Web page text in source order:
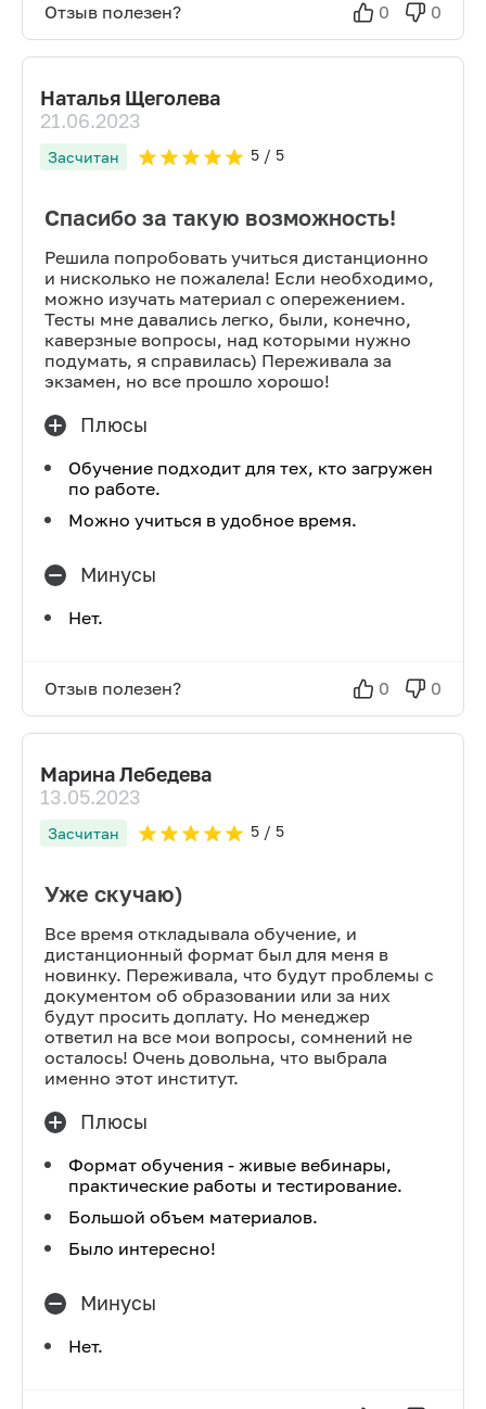
Отзыв полезен? 0 0
Наталья Щеголева
21.06.2023
Засчитан 5/ 5
Спасибо за такую возможность!
Решила попробовать учиться дистанционно
и нисколько не пожалела! Если необходимо,
можно изучать материал с опережением.
Тесты мне давались легко, были, конечно,
каверзные вопросы, над которыми нужно
подумать, я справилась) Переживала за
экзамен, но все прошло хорошо!
Плюсы
Обучение подходит для тех, кто загружен
по работе.
Можно учиться в удобное время.
Минусы
Нет.
Отзыв полезен? 0 0
Марина Лебедева
13.05.2023
Засчитан 5/ 5
Уже скучаю)
Все время откладывала обучение, и
дистанционный формат был для меня в
новинку. Переживала, что будут проблемы с
документом об образовании или за них
будут просить доплату. Но менеджер
ответил на все мои вопросы, сомнений не
осталось! Очень довольна, что выбрала
именно этот институт.
Плюсы
Формат обучения - живые вебинары,
практические работы и тестирование.
Большой объем материалов.
Было интересно!
Минусы
Нет.